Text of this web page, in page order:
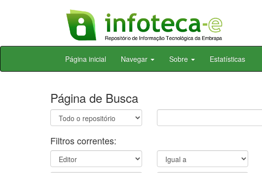
Skip
Página inicial Navegar Sobre Estatísticas
Página de Busca
Filtros correntes: